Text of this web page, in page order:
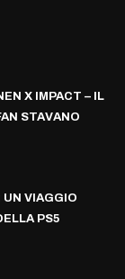
X IMPACT – IL
STAVANO
UN VIAGGIO
PS5